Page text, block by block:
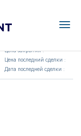
Цена закрытия :
Цена последний сделки :
Дата последней сделки :